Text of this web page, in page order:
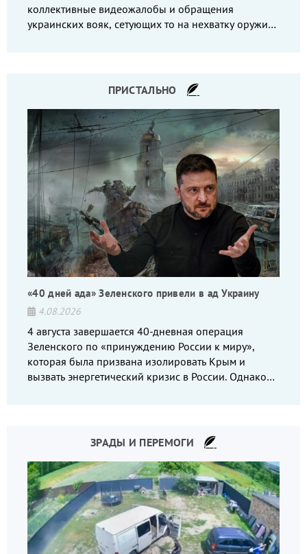
коллективные видеожалобы и обращения
украинских вояк, сетующих то на нехватку оружия,
ПРИСТАЛЬНО
«40 дней ада» Зеленского привели в ад Украину
4.08.2026
4 августа завершается 40-дневная операция
Зеленского по «принуждению России к миру»,
которая была призвана изолировать Крым и
вызвать энергетический кризис в России. Однако
ЗРАДЫ И ПЕРЕМОГИ